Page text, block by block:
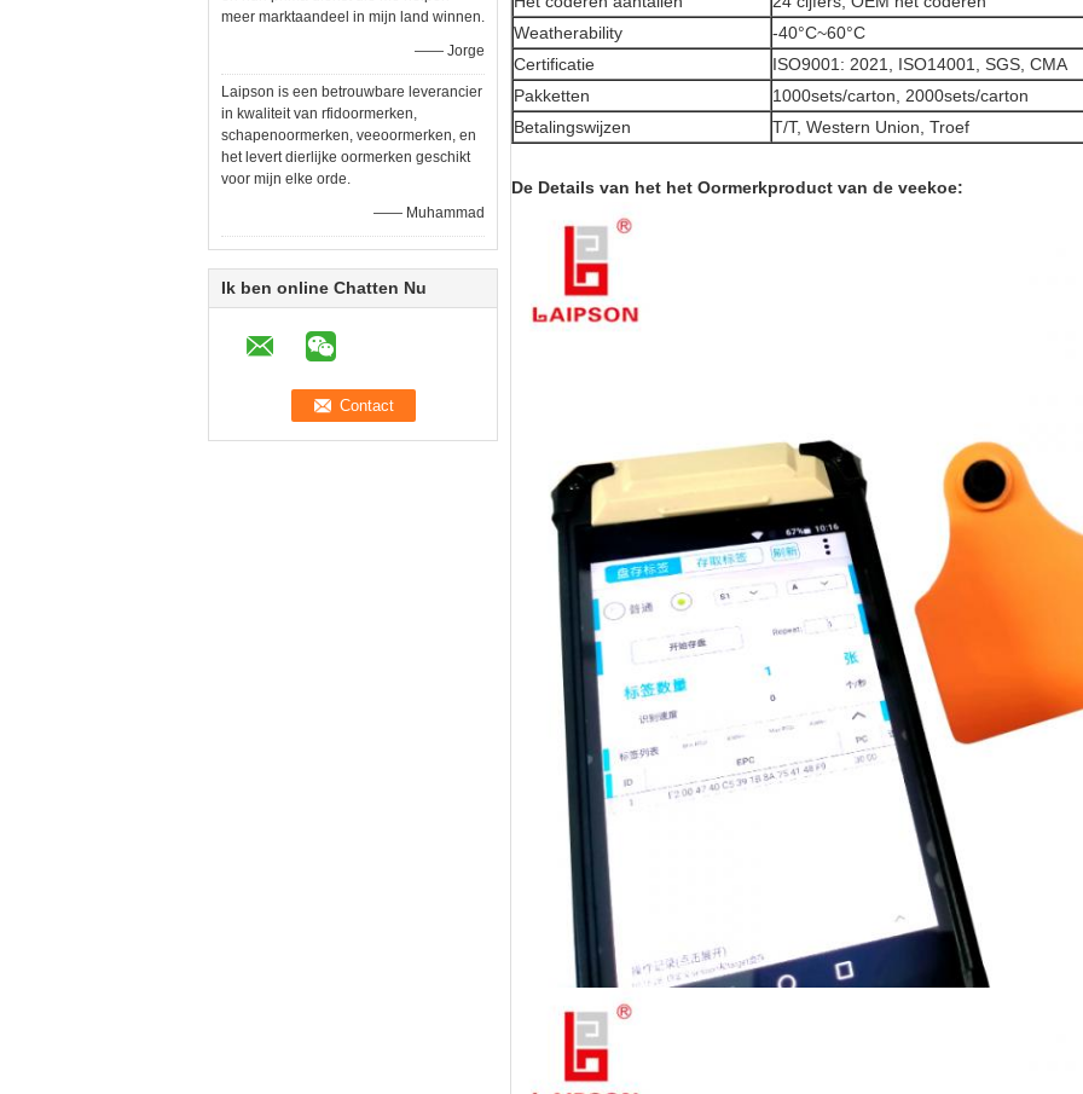
meer marktaandeel in mijn land winnen.
—— Jorge
Laipson is een betrouwbare leverancier
in kwaliteit van rfidoormerken,
schapenoormerken, veeoormerken, en
het levert dierlijke oormerken geschikt
voor mijn elke orde.
—— Muhammad
Ik ben online Chatten Nu
Weatherability
-40°C~60°C
Certificatie
ISO9001: 2021, ISO14001, SGS, CMA
Pakketten
1000sets/carton, 2000sets/carton
Betalingswijzen
T/T, Western Union, Troef
De Details van het het Oormerkproduct van de veekoe: